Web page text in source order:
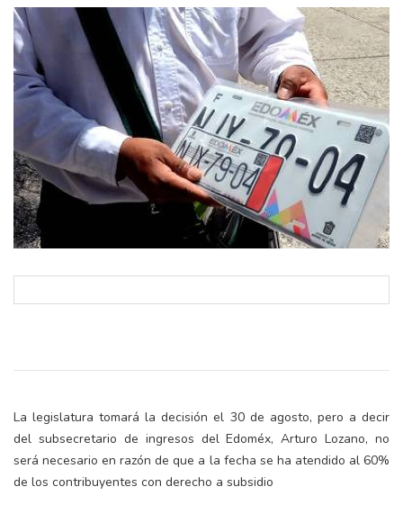
La legislatura tomará la decisión el 30 de agosto, pero a decir
del subsecretario de ingresos del Edoméx, Arturo Lozano, no
será necesario en razón de que a la fecha se ha atendido al 60%
de los contribuyentes con derecho a subsidio